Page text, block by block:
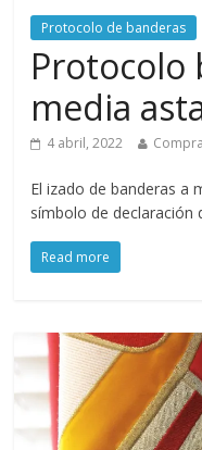
Protocolo de banderas
Protocolo
media
4 abril, 2022
El izado de banderas a
símbolo de declaración
Read more